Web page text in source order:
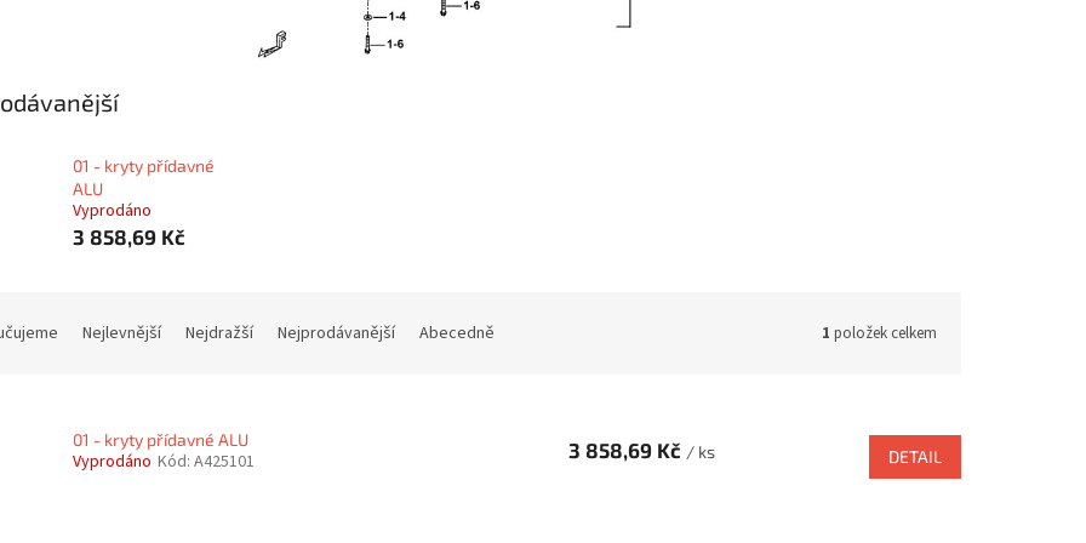
01 - kryty přídavné
ALU
Vyprodáno
3 858,69 Kč
Nejlevnější Nejdražší Nejprodávanější Abecedně 1 položek celkem
01 - kryty přídavné ALU
Vyprodáno Kód: A425101 3 858,69 Kč / ks DETAIL